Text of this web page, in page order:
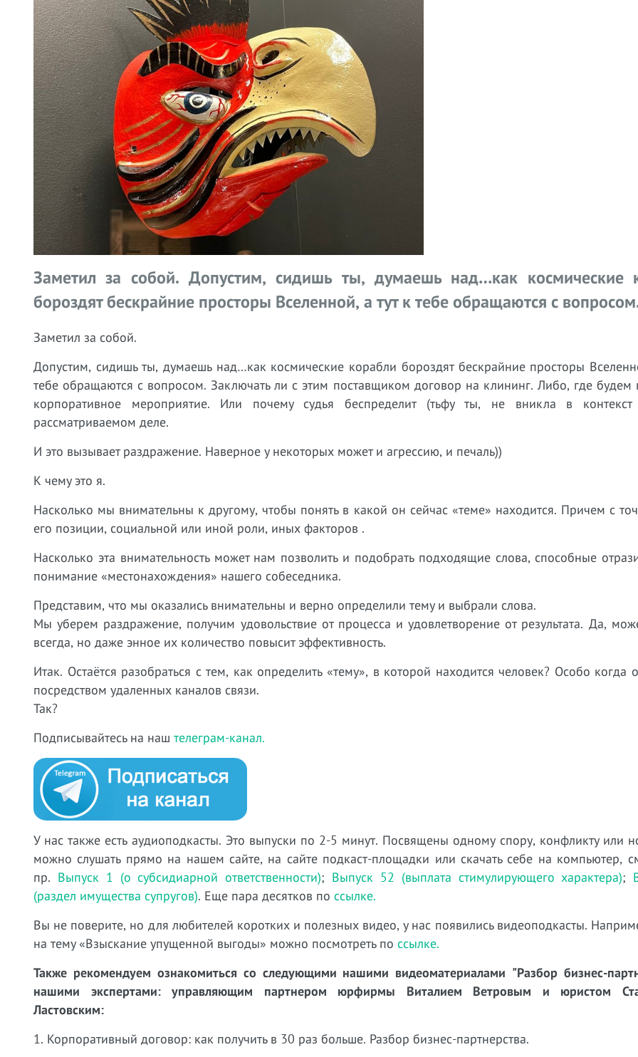
Заметил за собой. Допустим, сидишь ты, думаешь над…как космические
бороздят бескрайние просторы Вселенной, а тут к тебе обращаются с
Заметил за собой.
Допустим, сидишь ты, думаешь над…как космические корабли бороздят бескрайние просторы
тебе обращаются с вопросом. Заключать ли с этим поставщиком договор на клининг. Либо, где будем
корпоративное мероприятие. Или почему судья беспределит (тьфу ты, не вникла в
рассматриваемом деле.
И это вызывает раздражение. Наверное у некоторых может и агрессию, и печаль))
К чему это я.
Насколько мы внимательны к другому, чтобы понять в какой он сейчас «теме» находится. Причем с
его позиции, социальной или иной роли, иных факторов .
Насколько эта внимательность может нам позволить и подобрать подходящие слова, способные
понимание «местонахождения» нашего собеседника.
Представим, что мы оказались внимательны и верно определили тему и выбрали слова.
Мы уберем раздражение, получим удовольствие от процесса и удовлетворение от результата. Да,
всегда, но даже энное их количество повысит эффективность.
Итак. Остаётся разобраться с тем, как определить «тему», в которой находится человек? Особо когда
посредством удаленных каналов связи.
Так?
Подписывайтесь на наш телеграм-канал.
У нас также есть аудиоподкасты. Это выпуски по 2-5 минут. Посвящены одному спору, конфликту или
можно слушать прямо на нашем сайте, на сайте подкаст-площадки или скачать себе на компьютер,
пр. Выпуск 1 (о субсидиарной ответственности); Выпуск 52 (выплата стимулирующего характера);
(раздел имущества супругов). Еще пара десятков по ссылке.
Вы не поверите, но для любителей коротких и полезных видео, у нас появились видеоподкасты.
на тему «Взыскание упущенной выгоды» можно посмотреть по ссылке.
Также рекомендуем ознакомиться со следующими нашими видеоматериалами "Разбор бизнес-
нашими экспертами: управляющим партнером юрфирмы Виталием Ветровым и юристом
Ластовским:
1. Корпоративный договор: как получить в 30 раз больше. Разбор бизнес-партнерства.